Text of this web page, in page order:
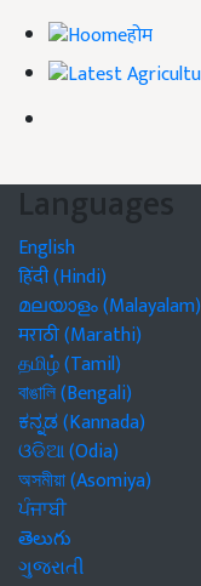
होम
Languages
English
हिंदी (Hindi)
മലയാളം (Malayalam)
मराठी (Marathi)
தமிழ் (Tamil)
বাঙালি (Bengali)
ಕನ್ನಡ (Kannada)
ଓଡିଆ (Odia)
অসমীয়া (Asomiya)
ਪੰਜਾਬੀ
తెలుగు
ગુજરાતી